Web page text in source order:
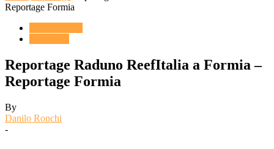
Reportage Formia
Reportage Raduno ReefItalia a Formia –
Reportage Formia
By
Danilo Ronchi
-